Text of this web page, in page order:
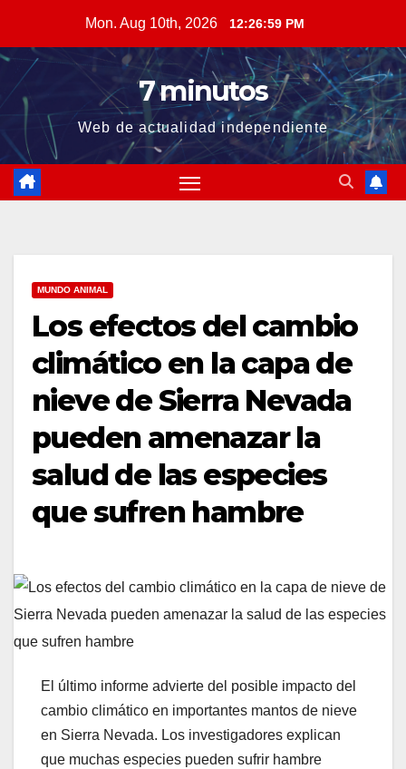
content
Mon. Aug 10th, 2026 12:26:59 PM
7 minutos
Web de actualidad independiente
MUNDO ANIMAL
Los efectos del cambio
climático en la capa de
nieve de Sierra Nevada
pueden amenazar la
salud de las especies
que sufren hambre
El último informe advierte del posible impacto del
cambio climático en importantes mantos de nieve
en Sierra Nevada. Los investigadores explican
que muchas especies pueden sufrir hambre